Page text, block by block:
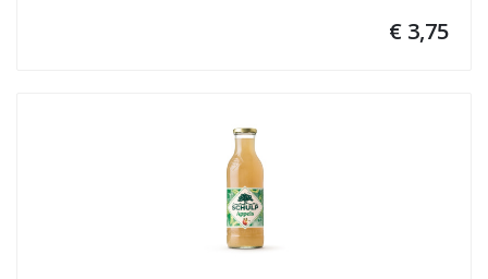
€ 3,75